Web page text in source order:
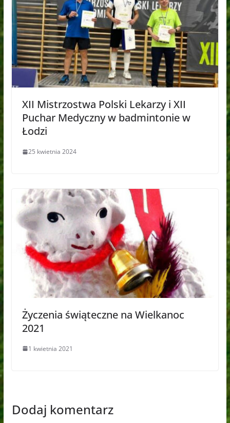
XII Mistrzostwa Polski Lekarzy i XII
Puchar Medyczny w badmintonie w
Łodzi
25 kwietnia 2024
Życzenia świąteczne na Wielkanoc
2021
1 kwietnia 2021
Dodaj komentarz